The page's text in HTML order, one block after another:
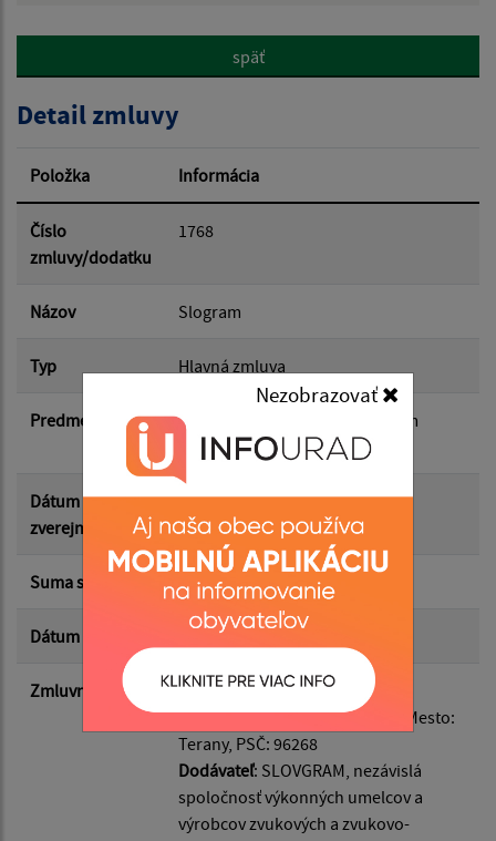
Nezobrazovať
Hľadať v:
Dátum od:
Dátum do:
Suma od:
Typ:
späť
Detail zmluvy
Položka Informácia
Číslo
zmluvy/dodatku
1768
Názov Slogram
Typ Hlavná zmluva
Predmet
Verejný prenos prostredníctvom
technického zariadenia
Dátum
zverejnenia
24.02.2026
Suma s DPH* 0.00 €
Dátum uzavretia 24.02.2026
Zmluvná strana Odberateľ: Obec Terany, IČO:
00320323, Adresa: Terany 116, Mesto:
Terany, PSČ: 96268
Dodávateľ: SLOVGRAM, nezávislá
spoločnosť výkonných umelcov a
výrobcov zvukových a zvukovo-